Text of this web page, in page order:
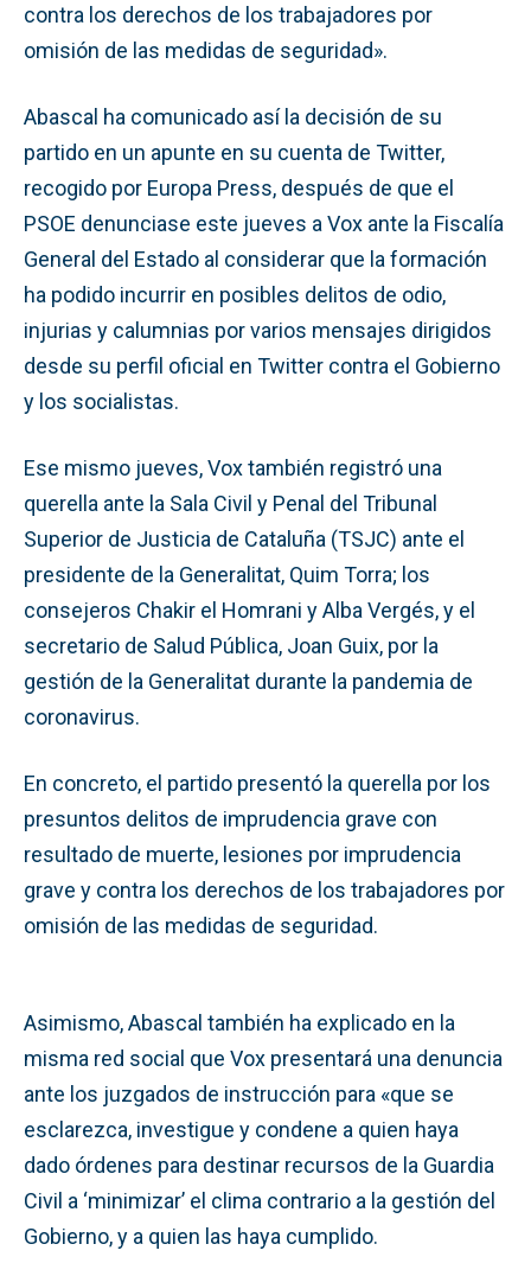
contra los derechos de los trabajadores por
omisión de las medidas de seguridad».
Abascal ha comunicado así la decisión de su
partido en un apunte en su cuenta de Twitter,
recogido por Europa Press, después de que el
PSOE denunciase este jueves a Vox ante la Fiscalía
General del Estado al considerar que la formación
ha podido incurrir en posibles delitos de odio,
injurias y calumnias por varios mensajes dirigidos
desde su perfil oficial en Twitter contra el Gobierno
y los socialistas.
Ese mismo jueves, Vox también registró una
querella ante la Sala Civil y Penal del Tribunal
Superior de Justicia de Cataluña (TSJC) ante el
presidente de la Generalitat, Quim Torra; los
consejeros Chakir el Homrani y Alba Vergés, y el
secretario de Salud Pública, Joan Guix, por la
gestión de la Generalitat durante la pandemia de
coronavirus.
En concreto, el partido presentó la querella por los
presuntos delitos de imprudencia grave con
resultado de muerte, lesiones por imprudencia
grave y contra los derechos de los trabajadores por
omisión de las medidas de seguridad.
Asimismo, Abascal también ha explicado en la
misma red social que Vox presentará una denuncia
ante los juzgados de instrucción para «que se
esclarezca, investigue y condene a quien haya
dado órdenes para destinar recursos de la Guardia
Civil a ‘minimizar’ el clima contrario a la gestión del
Gobierno, y a quien las haya cumplido.